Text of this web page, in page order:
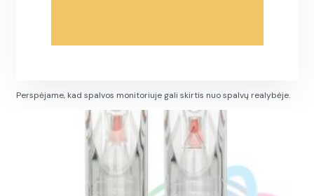
Perspėjame, kad spalvos monitoriuje gali skirtis nuo spalvų realybėje.